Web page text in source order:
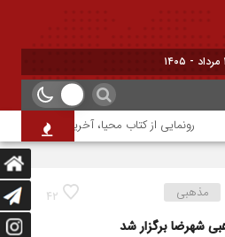
رونمایی از کتاب محیا، آخرین اثر نویسنده
42 مذهبی
شهرضا برگزار شد